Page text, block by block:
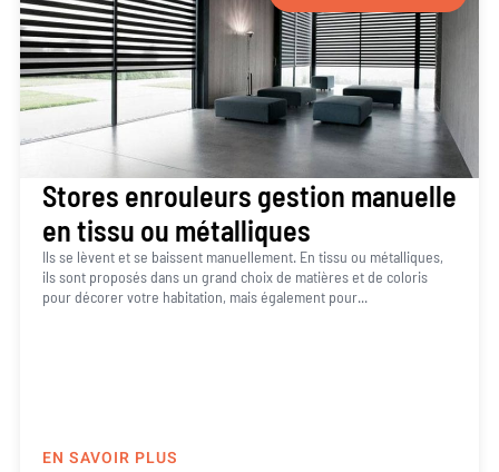
Stores enrouleurs gestion manuelle
en tissu ou métalliques
Ils se lèvent et se baissent manuellement. En tissu ou métalliques,
ils sont proposés dans un grand choix de matières et de coloris
pour décorer votre habitation, mais également pour...
EN SAVOIR PLUS